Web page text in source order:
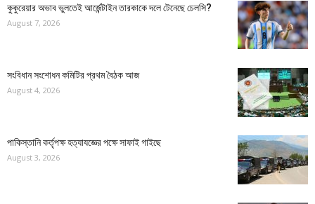
কুকুরেয়ার অভাব ভুলতেই আর্জেন্টাইন তারকাকে দলে টেনেছে চেলসি?
August 7, 2026
সংবিধান সংশোধন কমিটির প্রথম বৈঠক আজ
August 4, 2026
পাকিস্তানি কর্তৃপক্ষ হত্যাযজ্ঞের পক্ষে সাফাই গাইছে
August 3, 2026